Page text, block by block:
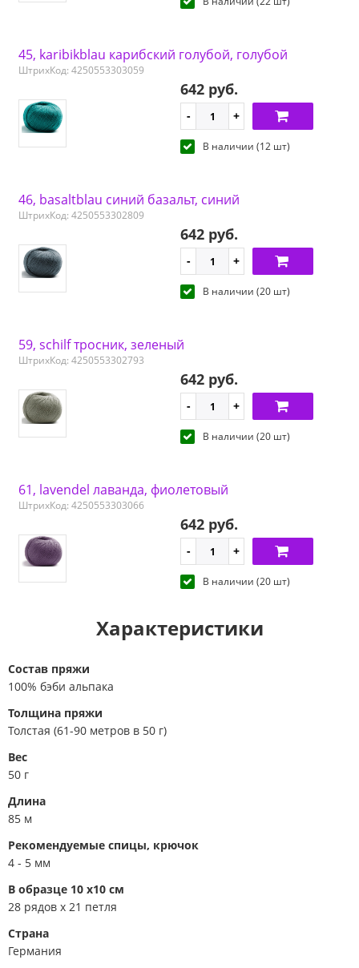
45, karibikblau карибский голубой, голубой
ШтрихКод: 4250553303059
642 руб.
В наличии (12 шт)
46, basaltblau синий базальт, синий
ШтрихКод: 4250553302809
642 руб.
В наличии (20 шт)
59, schilf тросник, зеленый
ШтрихКод: 4250553302793
642 руб.
В наличии (20 шт)
61, lavendel лаванда, фиолетовый
ШтрихКод: 4250553303066
642 руб.
В наличии (20 шт)
Характеристики
Состав пряжи
100% бэби альпака
Толщина пряжи
Толстая (61-90 метров в 50 г)
Вес
50 г
Длина
85 м
Рекомендуемые спицы, крючок
4 - 5 мм
В образце 10 x10 см
28 рядов х 21 петля
Страна
Германия